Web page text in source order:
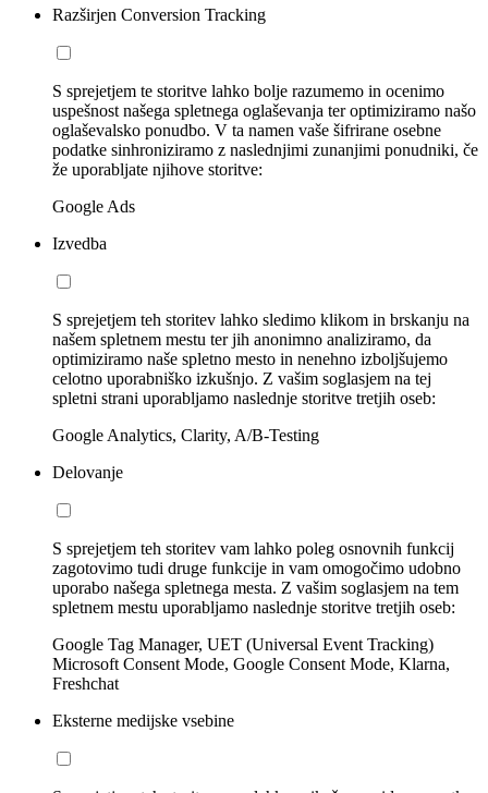
Razširjen Conversion Tracking
S sprejetjem te storitve lahko bolje razumemo in ocenimo
uspešnost našega spletnega oglaševanja ter optimiziramo našo
oglaševalsko ponudbo. V ta namen vaše šifrirane osebne
podatke sinhroniziramo z naslednjimi zunanjimi ponudniki, če
že uporabljate njihove storitve:
Google Ads
Izvedba
S sprejetjem teh storitev lahko sledimo klikom in brskanju na
našem spletnem mestu ter jih anonimno analiziramo, da
optimiziramo naše spletno mesto in nenehno izboljšujemo
celotno uporabniško izkušnjo. Z vašim soglasjem na tej
spletni strani uporabljamo naslednje storitve tretjih oseb:
Google Analytics, Clarity, A/B-Testing
Delovanje
S sprejetjem teh storitev vam lahko poleg osnovnih funkcij
zagotovimo tudi druge funkcije in vam omogočimo udobno
uporabo našega spletnega mesta. Z vašim soglasjem na tem
spletnem mestu uporabljamo naslednje storitve tretjih oseb:
Google Tag Manager, UET (Universal Event Tracking)
Microsoft Consent Mode, Google Consent Mode, Klarna,
Freshchat
Eksterne medijske vsebine